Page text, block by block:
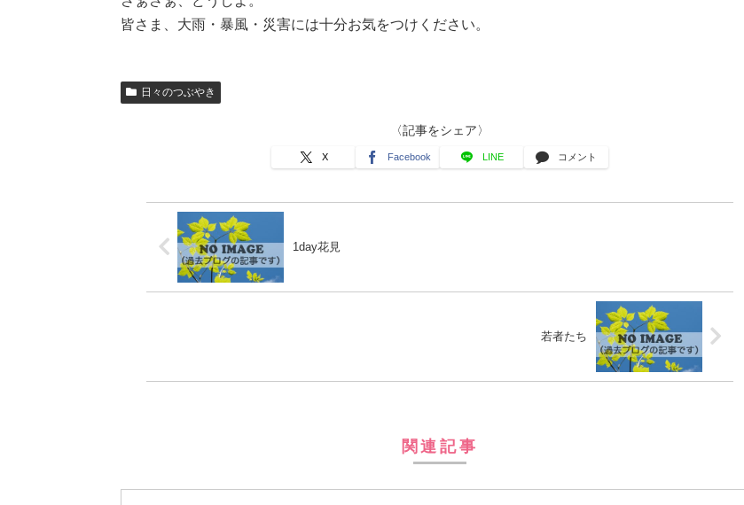
皆さま、大雨・暴風・災害には十分お気をつけください。
日々のつぶやき
〈記事をシェア〉
X Facebook LINE コメント
1day花見
若者たち
関連記事